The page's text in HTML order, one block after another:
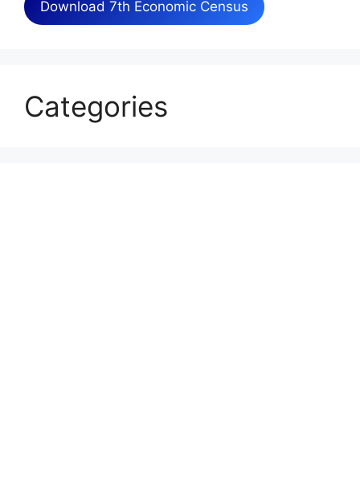
Download 7th Economic Census
Categories